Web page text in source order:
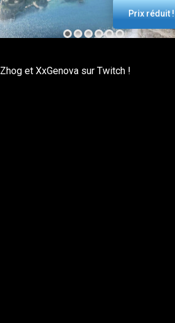
Prix réduit !
Zhog et XxGenova sur Twitch !